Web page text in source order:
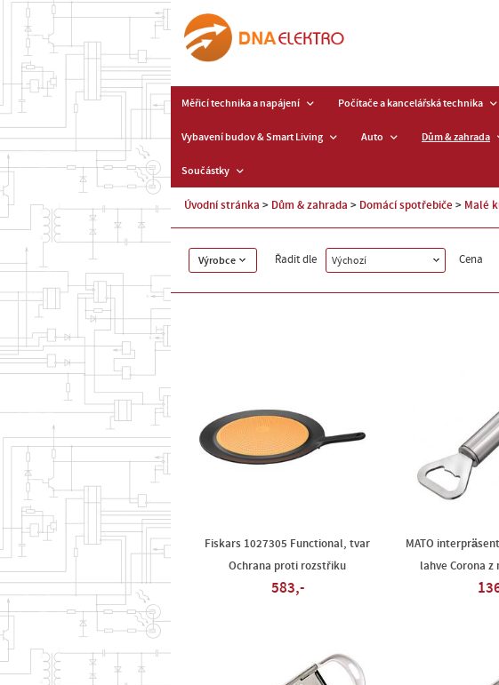
Měřicí technika a napájení Počítače a kancelářská technika
Vybavení budov & Smart Living Auto Dům & zahrada
Součástky
Úvodní stránka Dům & zahrada Domácí spotřebiče Malé
Výrobce Řadit dle Výchozí Cena
Fiskars 1027305 Functional, tvar
Ochrana proti rozstřiku
583,-
MATO
lahve Corona z